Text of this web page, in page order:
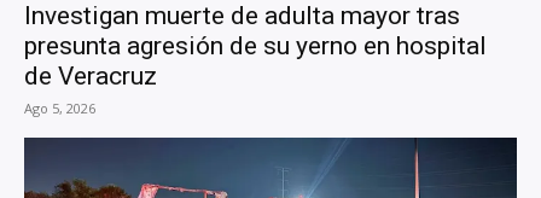
Investigan muerte de adulta mayor tras
presunta agresión de su yerno en hospital
de Veracruz
Ago 5, 2026